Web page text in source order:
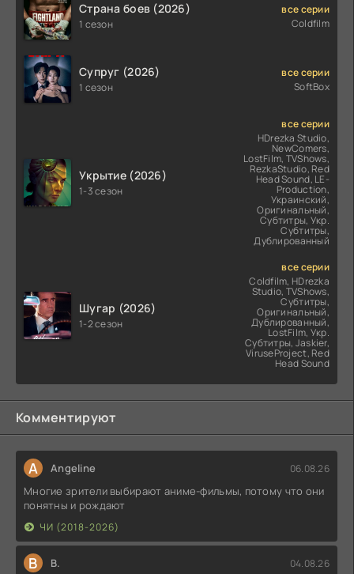
Страна боев (2026)
1 сезон
все серии
Coldfilm
Супруг (2026)
1 сезон
все серии
SoftBox
Укрытие (2026)
1-3 сезон
все серии
HDrezka Studio,
NewComers,
LostFilm, TVShows,
RezkaStudio, Red
Head Sound, LE-
Production,
Украинский,
Оригинальный,
Субтитры, Укр.
Субтитры,
Дублированный
Шугар (2026)
1-2 сезон
все серии
Coldfilm, HDrezka
Studio, TVShows,
Субтитры,
Оригинальный,
Дублированный,
LostFilm, Укр.
Субтитры, Jaskier,
ViruseProject, Red
Head Sound
Комментируют
A Angeline 06.08.26
Многие зрители выбирают аниме-фильмы, потому что они
понятны и рождают
ЧИ (2018-2026)
В В. 04.08.26